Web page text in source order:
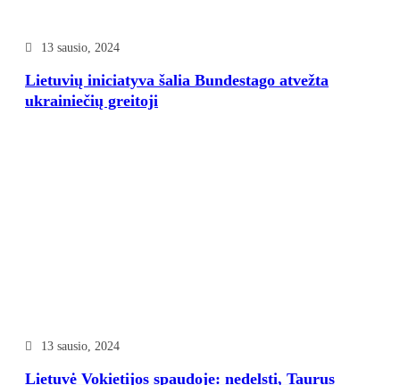
13 sausio, 2024
Lietuvių iniciatyva šalia Bundestago atvežta
ukrainiečių greitoji
13 sausio, 2024
Lietuvė Vokietijos spaudoje: nedelsti, Taurus